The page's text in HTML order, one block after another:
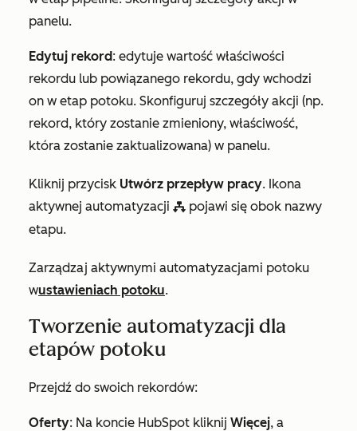
panelu.
Edytuj rekord: edytuje wartość właściwości
rekordu lub powiązanego rekordu, gdy wchodzi
on w etap potoku. Skonfiguruj szczegóły akcji (np.
rekord, który zostanie zmieniony, właściwość,
która zostanie zaktualizowana) w panelu.
Kliknij przycisk Utwórz przepływ pracy. Ikona
aktywnej automatyzacji workflowsIcon pojawi się obok nazwy
etapu.
Zarządzaj aktywnymi automatyzacjami potoku
wustawieniach potoku.
Tworzenie automatyzacji dla
etapów potoku
Przejdź do swoich rekordów:
Oferty: Na koncie HubSpot kliknij Więcej, a